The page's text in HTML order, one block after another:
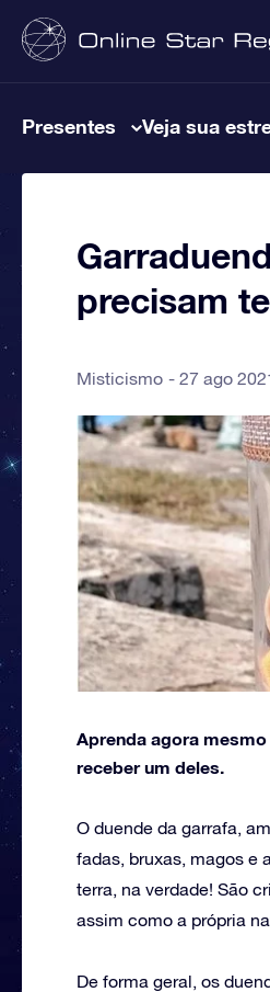
Presentes Veja sua
precisam
Misticismo 27 ago
Aprenda agora
receber um deles.
O duende da garrafa,
fadas, bruxas, magos e
terra, na verdade! São
assim como a própria
De forma geral, os